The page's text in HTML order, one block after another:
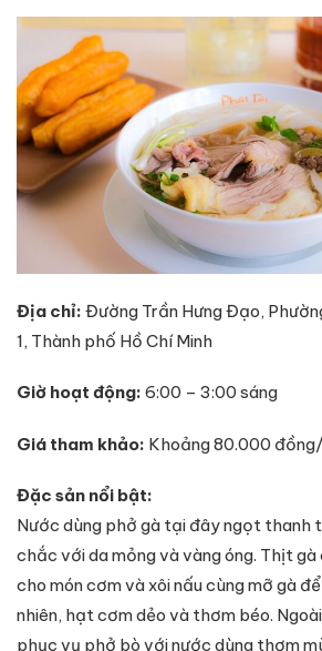
Địa chỉ: Đường Trần Hưng Đạo,
1, Thành phố Hồ Chí Minh
Giờ hoạt động: 6:00 – 3:00 sáng
Giá tham khảo: Khoảng 80.000
Đặc sản nổi bật:
Nước dùng phở gà tại đây ngọt thanh
chắc với da mỏng và vàng óng. Thịt
cho món cơm và xôi nấu cùng mỡ gà
nhiên, hạt cơm dẻo và thơm béo.
phục vụ phở bò với nước dùng thơm